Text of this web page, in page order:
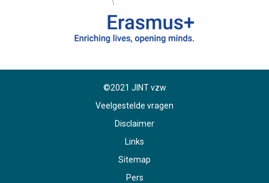
©2021 JINT vzw
Veelgestelde vragen
Disclaimer
Links
Sitemap
Pers